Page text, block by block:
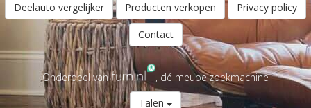
Deelauto vergelijker Producten verkopen Privacy policy
Contact
Onderdeel van
, dé meubelzoekmachine
Talen